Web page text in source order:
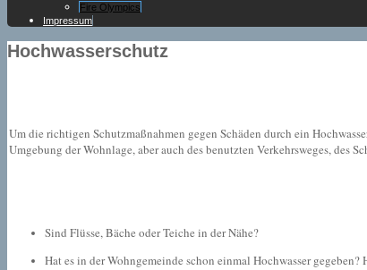
Fire Olympics
Impressum
Hochwasserschutz
Um die richtigen Schutzmaßnahmen gegen Schäden durch ein
Umgebung der Wohnlage, aber auch des benutzten Verkehrsweges, des
Sind Flüsse, Bäche oder Teiche in der Nähe?
Hat es in der Wohngemeinde schon einmal Hochwasser